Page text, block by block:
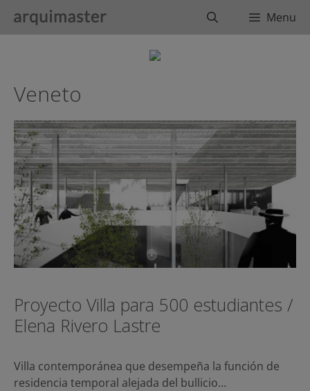
BuscarMenu
Veneto
Proyecto Villa para 500 estudiantes /
Elena Rivero Lastre
Villa contemporánea que desempeña la función de
residencia temporal alejada del bullicio…